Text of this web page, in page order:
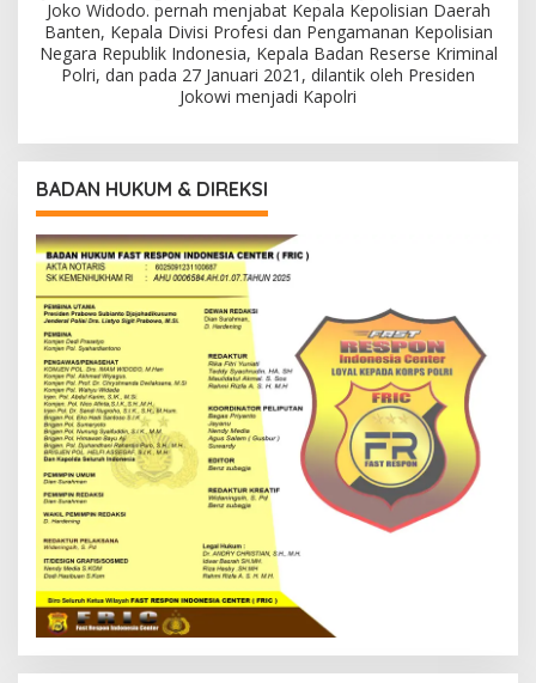
Joko Widodo. pernah menjabat Kepala Kepolisian Daerah
Banten, Kepala Divisi Profesi dan Pengamanan Kepolisian
Negara Republik Indonesia, Kepala Badan Reserse Kriminal
Polri, dan pada 27 Januari 2021, dilantik oleh Presiden
Jokowi menjadi Kapolri
BADAN HUKUM & DIREKSI